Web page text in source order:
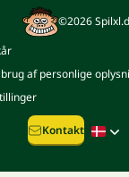
©2026
af personlige
Kontakt